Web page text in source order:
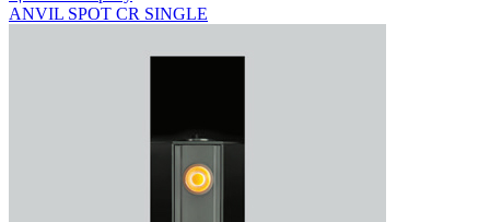
ANVIL SPOT CR SINGLE